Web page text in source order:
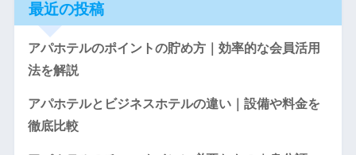
最近の投稿
アパホテルのポイントの貯め方｜効率的な会員活用
法を解説
アパホテルとビジネスホテルの違い｜設備や料金を
徹底比較